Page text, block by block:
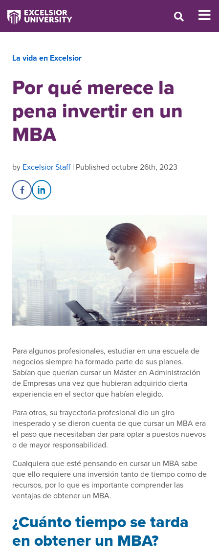
La vida en Excelsior
Por qué merece la
pena invertir en un
MBA
by Excelsior Staff| Published octubre 26th, 2023
Share on Facebook
Share on LinkedIn
Para algunos profesionales, estudiar en una escuela de
negocios siempre ha formado parte de sus planes.
Sabían que querían cursar un Máster en Administración
de Empresas una vez que hubieran adquirido cierta
experiencia en el sector que habían elegido.
Para otros, su trayectoria profesional dio un giro
inesperado y se dieron cuenta de que cursar un MBA era
el paso que necesitaban dar para optar a puestos nuevos
o de mayor responsabilidad.
Cualquiera que esté pensando en cursar un MBA sabe
que ello requiere una inversión tanto de tiempo como de
recursos, por lo que es importante comprender las
ventajas de obtener un MBA.
¿Cuánto tiempo se tarda
en obtener un MBA?